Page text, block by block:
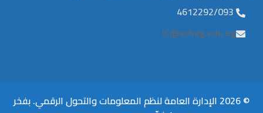
IC@sohag.edu.eg
© 2026 الإدارة العامة لنظم المعلومات والتحول الرقمي. بفخر